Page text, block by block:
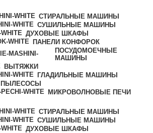
СТИРАЛЬНЫЕ МАШИНЫ
СУШИЛЬНЫЕ МАШИНЫ
ДУХОВЫЕ ШКАФЫ
ПАНЕЛИ КОНФОРОК
ПОСУДОМОЕЧНЫЕ
МАШИНЫ
ВЫТЯЖКИ
ГЛАДИЛЬНЫЕ МАШИНЫ
ПЫЛЕСОСЫ
МИКРОВОЛНОВЫЕ ПЕЧИ
СТИРАЛЬНЫЕ МАШИНЫ
СУШИЛЬНЫЕ МАШИНЫ
ДУХОВЫЕ ШКАФЫ